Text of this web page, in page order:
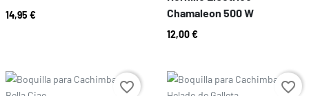
14,95 €
Chamaleon 500 W
12,00 €
Prix favorite_border Prix favorite_border